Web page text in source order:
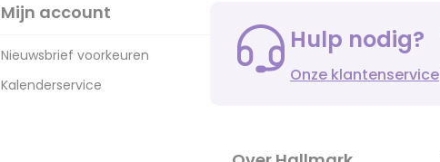
Mijn account
Nieuwsbrief voorkeuren
Kalenderservice
Hulp nodig?
Onze klantenservice